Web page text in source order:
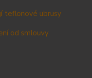
teflonové ubrusy
od smlouvy